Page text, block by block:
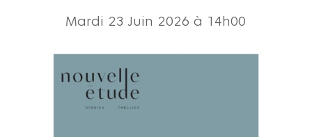
Mardi 23 Juin 2026 à 14h00